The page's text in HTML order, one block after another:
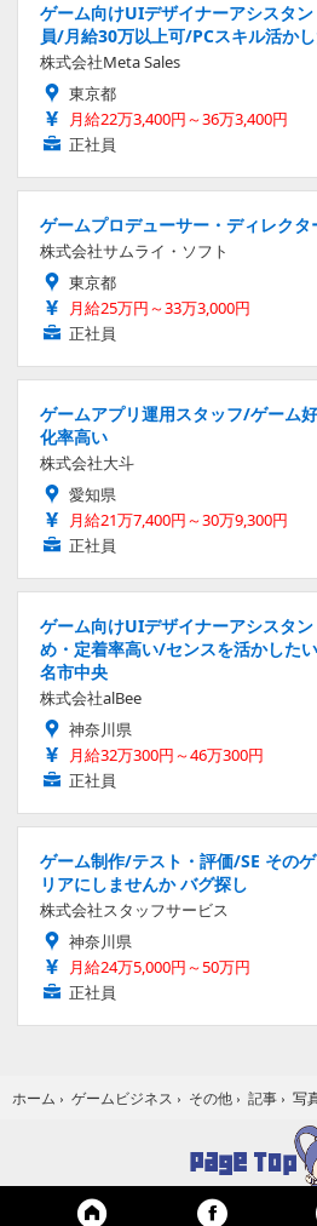
ゲーム向けUIデザイナーアシスタ
員/月給30万以上可/PCスキル活か
株式会社Meta Sales
東京都
月給22万3,400円～36万3,400円
正社員
ゲームプロデューサー・ディレク
株式会社サムライ・ソフト
東京都
月給25万円～33万3,000円
正社員
ゲームアプリ運用スタッフ/ゲーム
化率高い
株式会社大斗
愛知県
月給21万7,400円～30万9,300円
正社員
ゲーム向けUIデザイナーアシスタ
め・定着率高い/センスを活かした
名市中央
株式会社alBee
神奈川県
月給32万300円～46万300円
正社員
ゲーム制作/テスト・評価/SE その
リアにしませんか バグ探し
株式会社スタッフサービス
神奈川県
月給24万5,000円～50万円
正社員
ホーム › ゲームビジネス › その他 › 記事 › 写